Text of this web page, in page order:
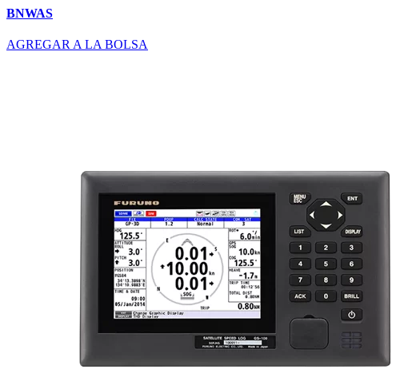
BNWAS
AGREGAR A LA BOLSA